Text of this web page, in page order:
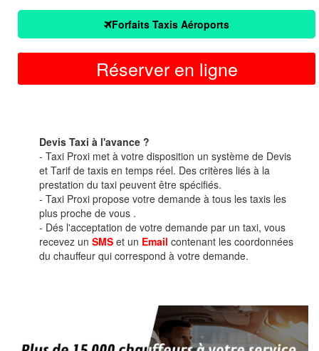
Forfaits Taxis Aéroports
Réserver en ligne
Devis Taxi à l'avance ?
- Taxi Proxi met à votre disposition un système de Devis
et Tarif de taxis en temps réel. Des critères liés à la
prestation du taxi peuvent être spécifiés.
- Taxi Proxi propose votre demande à tous les taxis les
plus proche de vous .
- Dés l'acceptation de votre demande par un taxi, vous
recevez un SMS et un Email contenant les coordonnées
du chauffeur qui correspond à votre demande.